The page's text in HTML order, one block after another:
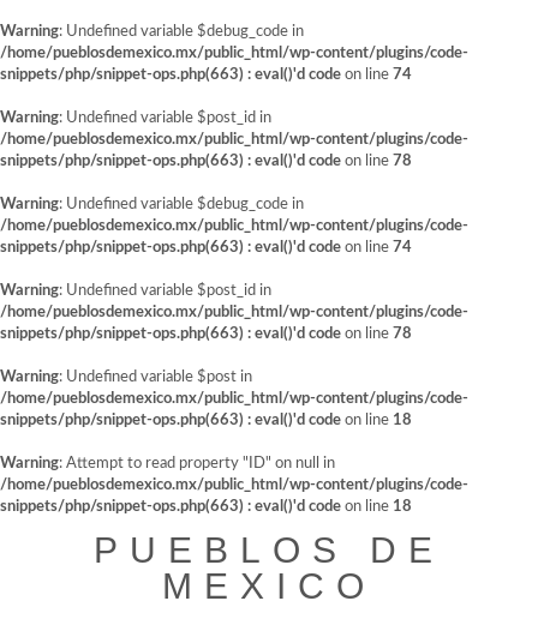
Warning: Undefined variable $debug_code in
/home/pueblosdemexico.mx/public_html/wp-content/plugins/code-
snippets/php/snippet-ops.php(663) : eval()'d code on line 74
Warning: Undefined variable $post_id in
/home/pueblosdemexico.mx/public_html/wp-content/plugins/code-
snippets/php/snippet-ops.php(663) : eval()'d code on line 78
Warning: Undefined variable $debug_code in
/home/pueblosdemexico.mx/public_html/wp-content/plugins/code-
snippets/php/snippet-ops.php(663) : eval()'d code on line 74
Warning: Undefined variable $post_id in
/home/pueblosdemexico.mx/public_html/wp-content/plugins/code-
snippets/php/snippet-ops.php(663) : eval()'d code on line 78
Warning: Undefined variable $post in
/home/pueblosdemexico.mx/public_html/wp-content/plugins/code-
snippets/php/snippet-ops.php(663) : eval()'d code on line 18
Warning: Attempt to read property "ID" on null in
/home/pueblosdemexico.mx/public_html/wp-content/plugins/code-
snippets/php/snippet-ops.php(663) : eval()'d code on line 18
PUEBLOS DE
MEXICO